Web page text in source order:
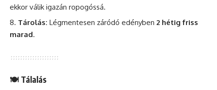
ekkor válik igazán ropogóssá.
Tárolás: Légmentesen záródó edényben 2 hétig friss
marad.
🍽 Tálalás